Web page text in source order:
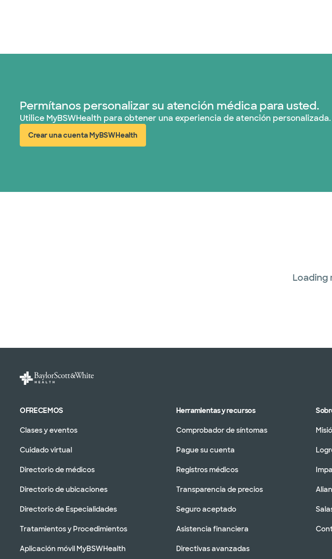
Permítanos personalizar su atención médica para usted.
Utilice MyBSWHealth para obtener una experiencia de atención personalizada.
Crear una cuenta MyBSWHealth
(abre en ventana nueva)
Loading
OFRECEMOS
Clases y eventos
Cuidado virtual
Directorio de médicos
Directorio de ubicaciones
Directorio de Especialidades
Tratamientos y Procedimientos
Aplicación móvil MyBSWHealth
Herramientas y recursos
Comprobador de síntomas
Pague su cuenta
Registros médicos
Transparencia de precios
Seguro aceptado
Asistencia financiera
Directivas avanzadas